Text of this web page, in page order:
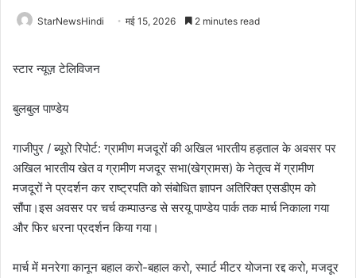
StarNewsHindi मई 15, 2026 2 minutes read
स्टार न्यूज़ टेलिविजन
बुलबुल पाण्डेय
गाजीपुर / ब्यूरो रिपोर्ट: ग्रामीण मजदूरों की अखिल भारतीय हड़ताल के अवसर पर
अखिल भारतीय खेत व ग्रामीण मजदूर सभा(खेग्रामस) के नेतृत्व में ग्रामीण
मजदूरों ने प्रदर्शन कर राष्ट्रपति को संबोधित ज्ञापन अतिरिक्त एसडीएम को
सौंपा।इस अवसर पर चर्च कम्पाउन्ड से सरयू पाण्डेय पार्क तक मार्च निकाला गया
और फिर धरना प्रदर्शन किया गया।
मार्च में मनरेगा कानून बहाल करो-बहाल करो, स्मार्ट मीटर योजना रद्द करो, मजदूर